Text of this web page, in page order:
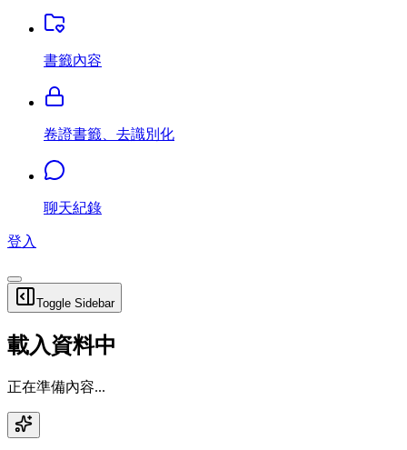
書籤內容
卷證書籤、去識別化
聊天紀錄
登入
Toggle Sidebar
載入資料中
正在準備內容...